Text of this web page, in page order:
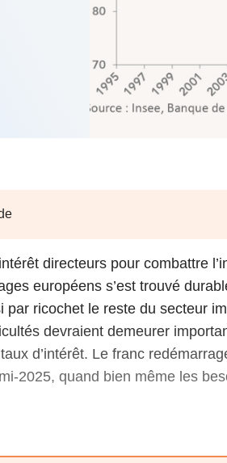
Voir tous les produits
d'Olivier Redoulès au
Mieux concilier
croissance
stratégie climat
Voir toutes les
directeurs pour combattre
européens s’est trouvé
par ricochet le reste du secteur
devraient demeurer
d’intérêt. Le franc
2025, quand bien même les